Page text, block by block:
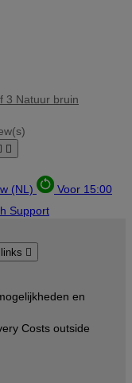
3 Natuur bruin

(NL)
Voor 15:00
Support

en
Costs outside